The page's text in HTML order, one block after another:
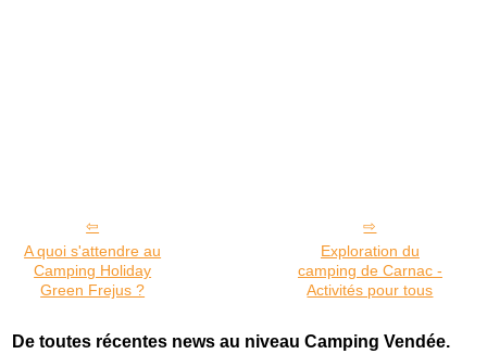
A quoi s'attendre au
Camping Holiday
Green Frejus ?
Exploration du
camping de Carnac -
Activités pour tous
De toutes récentes news au niveau Camping Vendée.